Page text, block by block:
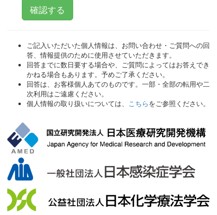
ご記入いただいた個人情報は、お問い合わせ・ご質問への回
答、情報提供のために使用させていただきます。
回答までに数日要する場合や、ご質問によってはお答えでき
かねる場合もあります。予めご了承ください。
回答は、お客様個人あてのものです。一部・全部の転用や二
次利用はご遠慮ください。
個人情報の取り扱いについては、 こちらをご参照ください。